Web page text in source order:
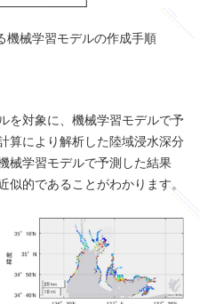
械学習モデルの作成手順
を対象に、機械学習モデルで予
算により解析した陸域浸水深分
械学習モデルで予測した結果
的であることがわかります。